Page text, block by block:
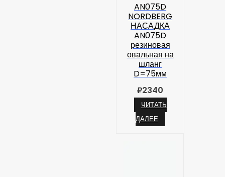
AN075D
NORDBERG
НАСАДКА
AN075D
резиновая
овальная на
шланг
D=75мм
₽2340
ЧИТАТЬ
ДАЛЕЕ